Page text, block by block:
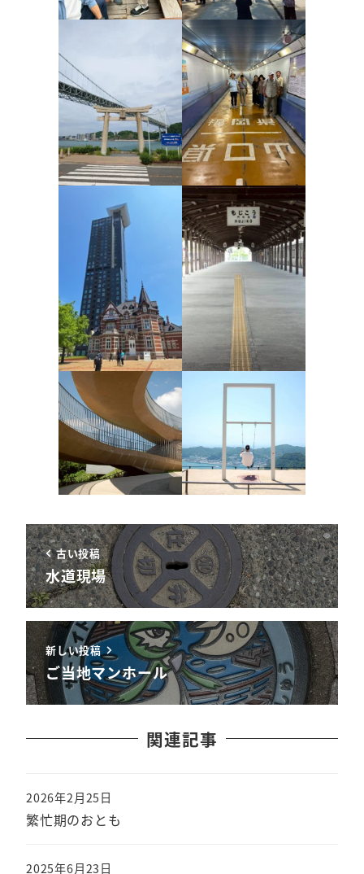
古い投稿
水道現場
新しい投稿
ご当地マンホール
関連記事
繁忙期のおとも
2026年2月25日
2025年6月23日